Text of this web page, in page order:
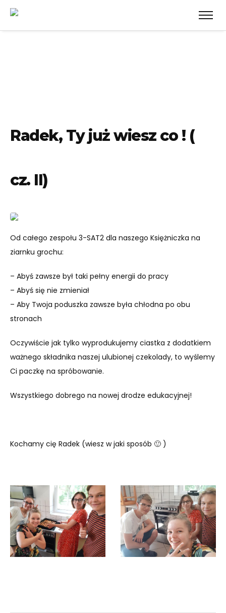
Radek, Ty już wiesz co ! (
cz. II)
Od całego zespołu 3-SAT2 dla naszego Księżniczka na
ziarnku grochu:
– Abyś zawsze był taki pełny energii do pracy
– Abyś się nie zmieniał
– Aby Twoja poduszka zawsze była chłodna po obu
stronach
Oczywiście jak tylko wyprodukujemy ciastka z dodatkiem
ważnego składnika naszej ulubionej czekolady, to wyślemy
Ci paczkę na spróbowanie.
Wszystkiego dobrego na nowej drodze edukacyjnej!
Kochamy cię Radek (wiesz w jaki sposób 🙂 )